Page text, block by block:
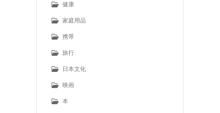
健康
家庭用品
携帯
旅行
日本文化
映画
本